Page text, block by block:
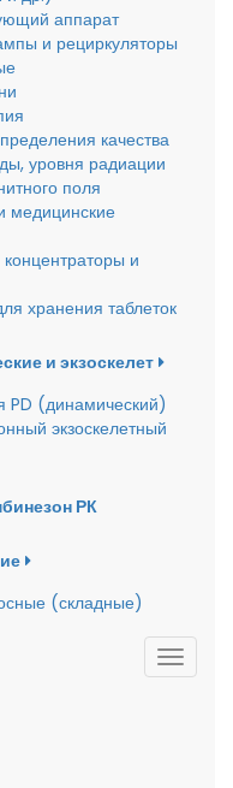
аппарат
и рециркуляторы
качества
уровня радиации
поля
медицинские
и
хранения таблеток
и экзоскелет
PD (динамический)
экзоскелетный
РК
(складные)